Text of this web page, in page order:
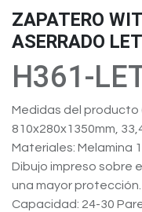
ZAPATERO
ASERRADO
H361-
Medidas del producto
810x280x1350mm,
Materiales: Melamina
Dibujo impreso sobre
una mayor protección.
Capacidad: 24-30